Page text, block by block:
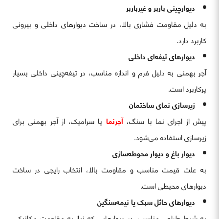
دیوارچینی باربر و غیرباربر
به دلیل مقاومت فشاری بالا، در ساخت دیوارهای داخلی و بیرونی
کاربرد دارد.
دیوارهای تیغه‌ای داخلی
آجر بهمنی به دلیل فرم و اندازه مناسب، در تیغه‌چینی داخلی بسیار
پرکاربرد است.
زیرسازی نمای ساختمان
پیش از اجرای نما با سنگ،آجرنما یا سرامیک، از آجر بهمنی برای
زیرسازی استفاده می‌شود.
دیوار باغ و دیوار محوطه‌سازی
به علت قیمت مناسب و مقاومت بالا، انتخاب رایجی در ساخت
دیوارهای محیطی است.
دیوارهای حائل سبک یا نیمه‌سنگین